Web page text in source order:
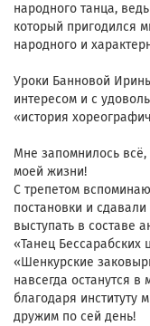
народного танца,
который пригодился
народного и
Уроки Банновой
интересом и с
«история
Мне запомнилось
моей жизни!
С трепетом
постановки и
выступать в составе
«Танец Бессарабских
«Шенкурские
навсегда останутся
благодаря институту
дружим по сей день!